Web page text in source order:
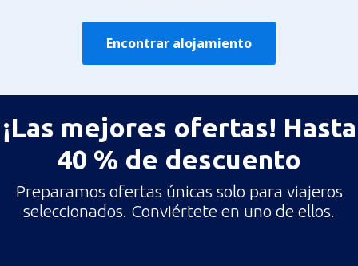
Encontrar alojamiento
¡Las mejores ofertas! Hasta
40 % de descuento
Preparamos ofertas únicas solo para viajeros
seleccionados. Conviértete en uno de ellos.